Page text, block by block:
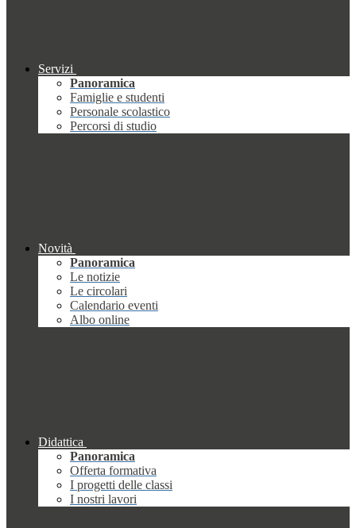
Servizi
Panoramica
Famiglie e studenti
Personale scolastico
Percorsi di studio
Novità
Panoramica
Le notizie
Le circolari
Calendario eventi
Albo online
Didattica
Panoramica
Offerta formativa
I progetti delle classi
I nostri lavori